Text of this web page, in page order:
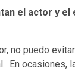
el actor y
no puedo
En